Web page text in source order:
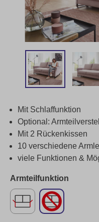
Mit Schlaffunktion
Optional:
Mit 2 Rückenkissen
10 verschiedene
viele Funktionen &
Armteilfunktion